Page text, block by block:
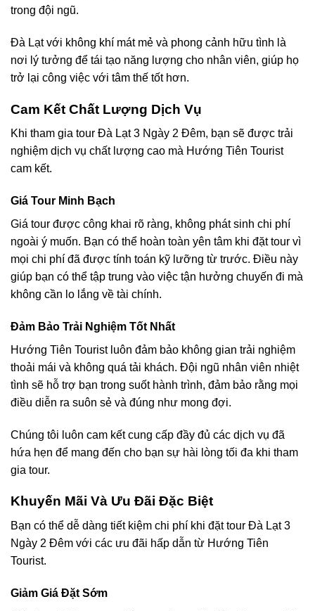
trong đội ngũ.
Đà Lạt với không khí mát mẻ và phong cảnh hữu tình là
nơi lý tưởng để tái tạo năng lượng cho nhân viên, giúp họ
trở lại công việc với tâm thế tốt hơn.
Cam Kết Chất Lượng Dịch Vụ
Khi tham gia tour Đà Lạt 3 Ngày 2 Đêm, bạn sẽ được trải
nghiệm dịch vụ chất lượng cao mà Hướng Tiên Tourist
cam kết.
Giá Tour Minh Bạch
Giá tour được công khai rõ ràng, không phát sinh chi phí
ngoài ý muốn. Bạn có thể hoàn toàn yên tâm khi đặt tour vì
mọi chi phí đã được tính toán kỹ lưỡng từ trước. Điều này
giúp bạn có thể tập trung vào việc tận hưởng chuyến đi mà
không cần lo lắng về tài chính.
Đảm Bảo Trải Nghiệm Tốt Nhất
Hướng Tiên Tourist luôn đảm bảo không gian trải nghiệm
thoải mái và không quá tải khách. Đội ngũ nhân viên nhiệt
tình sẽ hỗ trợ bạn trong suốt hành trình, đảm bảo rằng mọi
điều diễn ra suôn sẻ và đúng như mong đợi.
Chúng tôi luôn cam kết cung cấp đầy đủ các dịch vụ đã
hứa hẹn để mang đến cho bạn sự hài lòng tối đa khi tham
gia tour.
Khuyến Mãi Và Ưu Đãi Đặc Biệt
Bạn có thể dễ dàng tiết kiệm chi phí khi đặt tour Đà Lạt 3
Ngày 2 Đêm với các ưu đãi hấp dẫn từ Hướng Tiên
Tourist.
Giảm Giá Đặt Sớm